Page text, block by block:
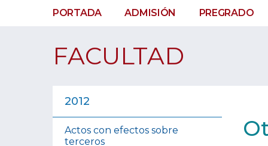
PORTADA ADMISIÓN PREGRADO
FACULTAD
2012
Actos con efectos sobre
terceros